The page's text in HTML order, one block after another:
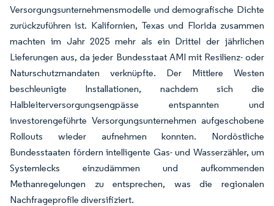
Versorgungsunternehmensmodelle und demografische Dichte
zurückzuführen ist. Kalifornien, Texas und Florida zusammen
machten im Jahr 2025 mehr als ein Drittel der jährlichen
Lieferungen aus, da jeder Bundesstaat AMI mit Resilienz- oder
Naturschutzmandaten verknüpfte. Der Mittlere Westen
beschleunigte Installationen, nachdem sich die
Halbleiterversorgungsengpässe entspannten und
investorengeführte Versorgungsunternehmen aufgeschobene
Rollouts wieder aufnehmen konnten. Nordöstliche
Bundesstaaten fördern intelligente Gas- und Wasserzähler, um
Systemlecks einzudämmen und aufkommenden
Methanregelungen zu entsprechen, was die regionalen
Nachfrageprofile diversifiziert.